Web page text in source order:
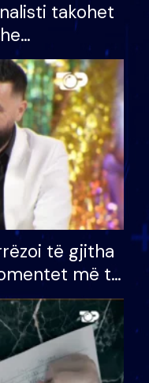
takohet
ndonjë letër
të gjitha
më të
VIP: Do më
kur…